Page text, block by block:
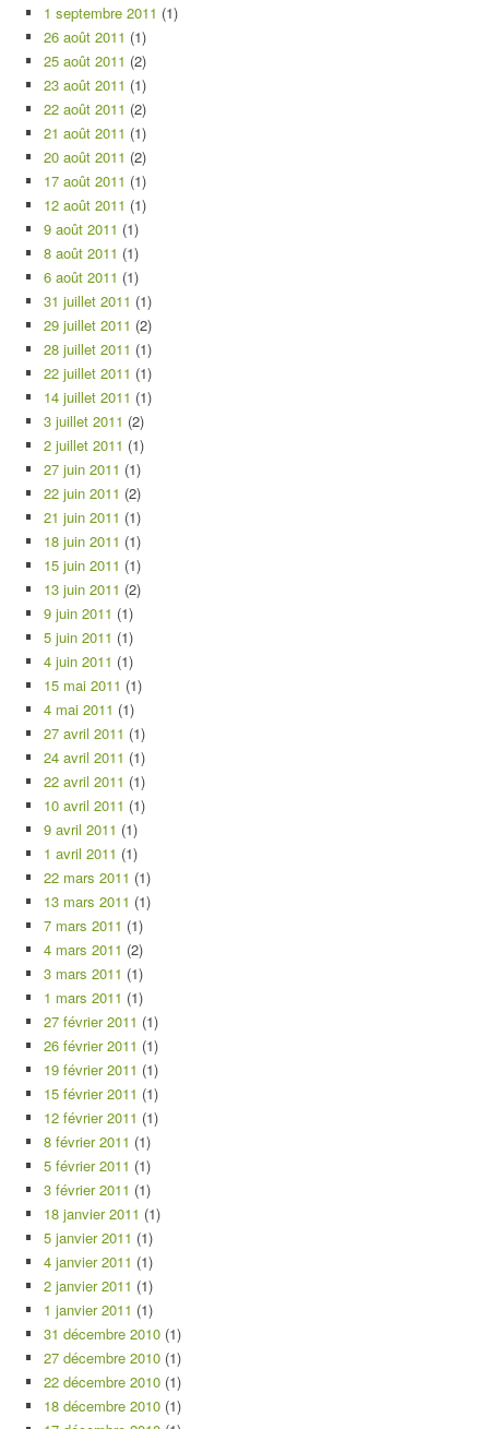
1 septembre 2011 (1)
26 août 2011 (1)
25 août 2011 (2)
23 août 2011 (1)
22 août 2011 (2)
21 août 2011 (1)
20 août 2011 (2)
17 août 2011 (1)
12 août 2011 (1)
9 août 2011 (1)
8 août 2011 (1)
6 août 2011 (1)
31 juillet 2011 (1)
29 juillet 2011 (2)
28 juillet 2011 (1)
22 juillet 2011 (1)
14 juillet 2011 (1)
3 juillet 2011 (2)
2 juillet 2011 (1)
27 juin 2011 (1)
22 juin 2011 (2)
21 juin 2011 (1)
18 juin 2011 (1)
15 juin 2011 (1)
13 juin 2011 (2)
9 juin 2011 (1)
5 juin 2011 (1)
4 juin 2011 (1)
15 mai 2011 (1)
4 mai 2011 (1)
27 avril 2011 (1)
24 avril 2011 (1)
22 avril 2011 (1)
10 avril 2011 (1)
9 avril 2011 (1)
1 avril 2011 (1)
22 mars 2011 (1)
13 mars 2011 (1)
7 mars 2011 (1)
4 mars 2011 (2)
3 mars 2011 (1)
1 mars 2011 (1)
27 février 2011 (1)
26 février 2011 (1)
19 février 2011 (1)
15 février 2011 (1)
12 février 2011 (1)
8 février 2011 (1)
5 février 2011 (1)
3 février 2011 (1)
18 janvier 2011 (1)
5 janvier 2011 (1)
4 janvier 2011 (1)
2 janvier 2011 (1)
1 janvier 2011 (1)
31 décembre 2010 (1)
27 décembre 2010 (1)
22 décembre 2010 (1)
18 décembre 2010 (1)